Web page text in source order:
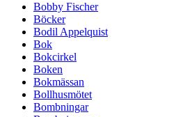
Bobby Fischer
Böcker
Bodil Appelquist
Bok
Bokcirkel
Boken
Bokmässan
Bollhusmötet
Bombningar